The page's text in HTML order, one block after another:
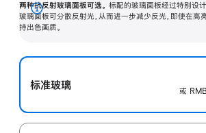
两种抗反射玻璃面板可选。 标配的玻璃面板经过特别设计
玻璃面板可分散反射光，从而进一步减少反光，即使在高
持出色画质。
展
开
标准玻璃
或